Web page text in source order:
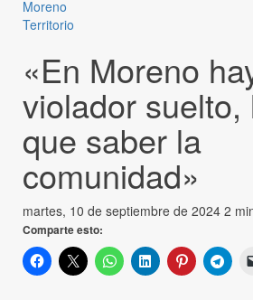
Moreno
Territorio
«En Moreno
violador suelto,
que saber la
comunidad»
martes, 10 de septiembre de 2024 2
Comparte esto: